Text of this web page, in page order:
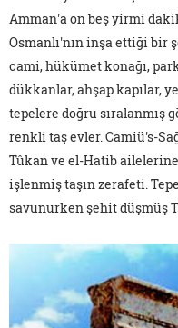
Amman'a on beş yirmi
Osmanlı'nın inşa ettiği bir
cami, hükümet konağı,
dükkanlar, ahşap kapılar,
tepelere doğru sıralanmış
renkli taş evler. Camiü's-
Tûkan ve el-Hatib
işlenmiş taşın zerafeti.
savunurken şehit düşmüş